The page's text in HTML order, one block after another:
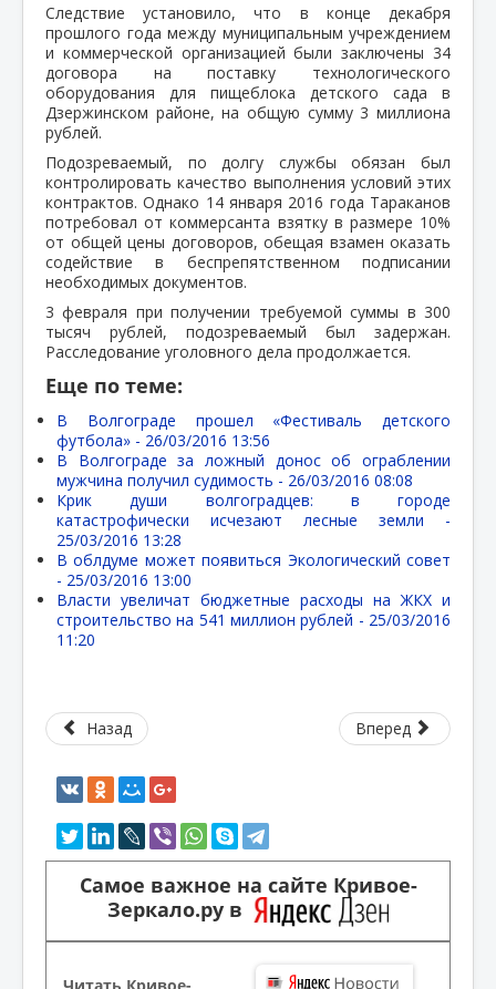
Следствие установило, что в конце декабря
прошлого года между муниципальным учреждением
и коммерческой организацией были заключены 34
договора на поставку технологического
оборудования для пищеблока детского сада в
Дзержинском районе, на общую сумму 3 миллиона
рублей.
Подозреваемый, по долгу службы обязан был
контролировать качество выполнения условий этих
контрактов. Однако 14 января 2016 года Тараканов
потребовал от коммерсанта взятку в размере 10%
от общей цены договоров, обещая взамен оказать
содействие в беспрепятственном подписании
необходимых документов.
3 февраля при получении требуемой суммы в 300
тысяч рублей, подозреваемый был задержан.
Расследование уголовного дела продолжается.
Еще по теме:
В Волгограде прошел «Фестиваль детского
футбола» - 26/03/2016 13:56
В Волгограде за ложный донос об ограблении
мужчина получил судимость - 26/03/2016 08:08
Крик души волгоградцев: в городе
катастрофически исчезают лесные земли -
25/03/2016 13:28
В облдуме может появиться Экологический совет
- 25/03/2016 13:00
Власти увеличат бюджетные расходы на ЖКХ и
строительство на 541 миллион рублей - 25/03/2016
11:20
Назад Вперед
Самое важное на сайте Кривое-
Зеркало.ру в